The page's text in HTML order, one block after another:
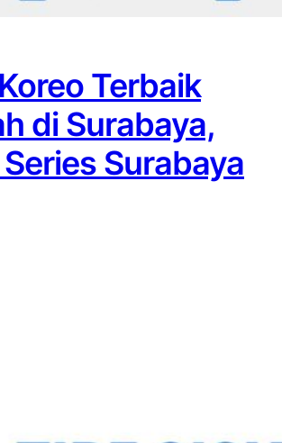
Terbaik
di Surabaya,
Surabaya